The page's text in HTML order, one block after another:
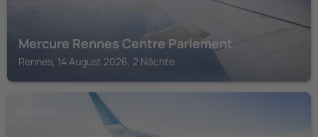
Mercure Rennes Centre Parlement
Rennes, 14 August 2026, 2 Nächte